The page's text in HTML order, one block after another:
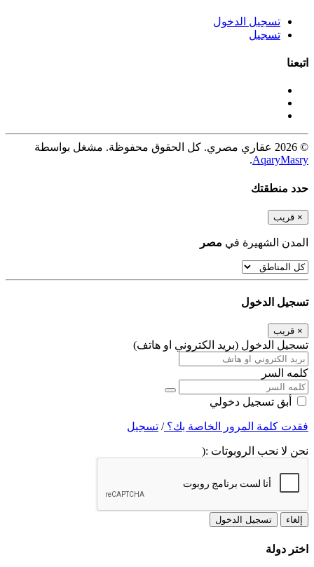
تسجيل الدخول
تسجيل
اتبعنا
© 2026 عقاري مصري. كل الحقوق محفوظة. مشغل بواسطة
AqaryMasry
.
حدد منطقتك
× قريب
المدن الشهيرة في مصر
تسجيل الدخول
× قريب
تسجيل الدخول (بريد الكتروني او هاتف)
كلمه السر
أبق تسجيل دخولي
فقدت كلمة المرور الخاصة بك؟/ تسجيل
نحن لا نحب الروبوتات :(
إلغاء تسجيل الدخول
اختر دولة